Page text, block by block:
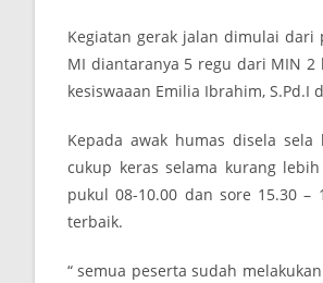
Kegiatan gerak jalan dimulai
MI diantaranya 5 regu dari MIN
kesiswaaan Emilia Ibrahim, S.Pd.I
Kepada awak humas disela
cukup keras selama kurang
pukul 08-10.00 dan sore 15.30
terbaik.
“ semua peserta sudah